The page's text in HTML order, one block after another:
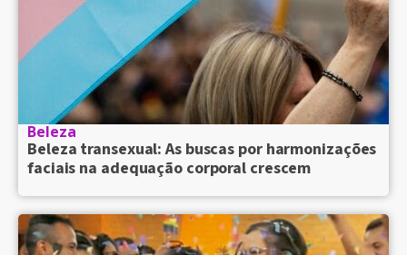
Beleza
Beleza transexual: As buscas por harmonizações
faciais na adequação corporal crescem